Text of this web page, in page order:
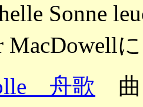
Sonne
MacDowell
舟歌 曲